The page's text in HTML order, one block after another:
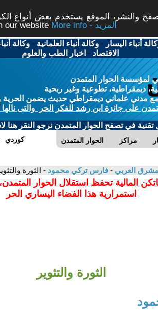
والنشر، الموقع يستخدم بعض أنواع
our website
More info - المزيد
أنباء اليسار -وكالة أنباء العلمانية -وكالة
الاقتصاد - اخبار الطب والعلوم
لمؤسسة الحوار المتمدن
ديمقراطية، تطوعية وغير ربحية
مدني علماني ديمقراطي حديث يضمن الحرية
على جائزة ابن رشد للفكر الحر والتى نالها
تقنية في تصفح الحوار المتمدن نرجو النقر هنا
الحوار المتمدن مراكز كوردي
العربي - فارس تركي محمود - الثورة
المالية تحفظ استقلال الحوار
استمرارية هذا الفضاء اليساري الحر
الثورة والتثوير